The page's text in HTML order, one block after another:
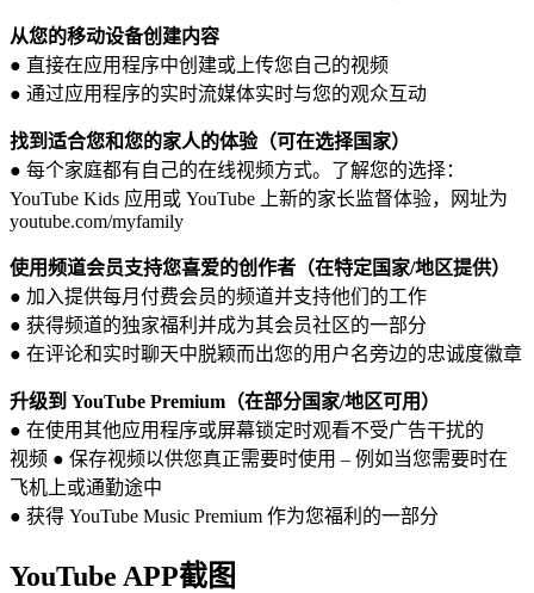
从您的移动设备创建内容
● 直接在应用程序中创建或上传您自己的视频
● 通过应用程序的实时流媒体实时与您的观众互动
找到适合您和您的家人的体验（可在选择国家）
● 每个家庭都有自己的在线视频方式。了解您的选择：
YouTube Kids 应用或 YouTube 上新的家长监督体验，网址为
youtube.com/myfamily
使用频道会员支持您喜爱的创作者（在特定国家/地区提供）
● 加入提供每月付费会员的频道并支持他们的工作
● 获得频道的独家福利并成为其会员社区的一部分
● 在评论和实时聊天中脱颖而出您的用户名旁边的忠诚度徽章
升级到 YouTube Premium（在部分国家/地区可用）
● 在使用其他应用程序或屏幕锁定时观看不受广告干扰的
视频 ● 保存视频以供您真正需要时使用 – 例如当您需要时在
飞机上或通勤途中
● 获得 YouTube Music Premium 作为您福利的一部分
YouTube APP截图